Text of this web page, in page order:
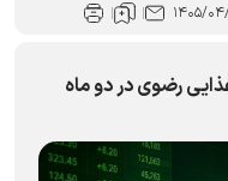
۰۴/۰۴
غذایی رضوی در دو ماه